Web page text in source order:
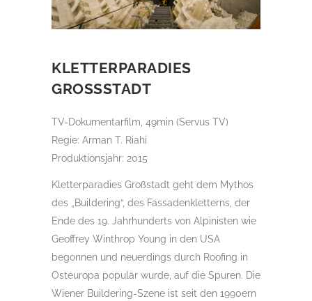
KLETTERPARADIES
GROSSSTADT
TV-Dokumentarfilm, 49min (Servus TV)
Regie: Arman T. Riahi
Produktionsjahr: 2015
Kletterparadies Großstadt geht dem Mythos
des „Buildering“, des Fassadenkletterns, der
Ende des 19. Jahrhunderts von Alpinisten wie
Geoffrey Winthrop Young in den USA
begonnen und neuerdings durch Roofing in
Osteuropa populär wurde, auf die Spuren. Die
Wiener Buildering-Szene ist seit den 1990ern